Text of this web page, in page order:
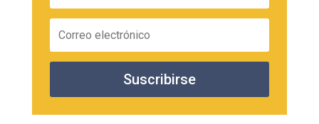
Suscribirse